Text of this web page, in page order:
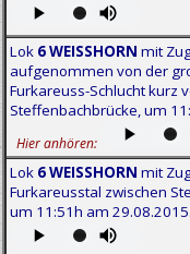
Lok 6 WEISSHORN mit
aufgenommen von der
Furkareuss-Schlucht kurz
Steffenbachbrücke, um
Hier anhören:
Lok 6 WEISSHORN mit
Furkareusstal zwischen
um 11:51h am 29.08.2015.